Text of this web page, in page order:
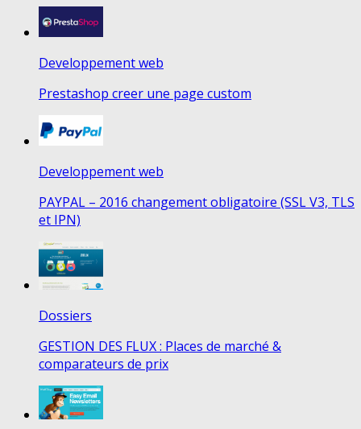
Developpement web
Prestashop creer une page custom
Developpement web
PAYPAL – 2016 changement obligatoire (SSL V3, TLS
et IPN)
Dossiers
GESTION DES FLUX : Places de marché &
comparateurs de prix